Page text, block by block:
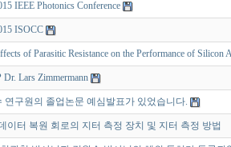
IEEE Photonics Conference
ISOCC
of Parasitic Resistance on the Performance of Silicon
Lars Zimmermann
연구원의 졸업논문 예심발표가 있었습니다.
이터 복원 회로의 지터 측정 장치 및 지터 측정 방법